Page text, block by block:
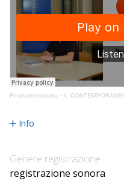
Festivaletteratura · IL
Info
Genere registrazione
registrazione sonora